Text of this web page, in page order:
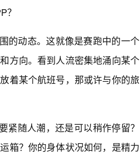
？
的动态。这就像是赛跑中的一个
方向。看到人流密集地涌向某个
着某个航班号，那或许与你的旅
紧随人潮，还是可以稍作停留？
箱？你的身体状况如何，是精力